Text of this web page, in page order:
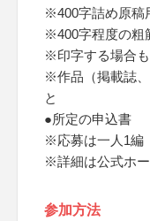
※400字詰め原稿
※400字程度の粗
※印字する場合
※作品（掲載誌
と
●所定の申込書
※応募は一人1編
※詳細は公式ホ
参加方法